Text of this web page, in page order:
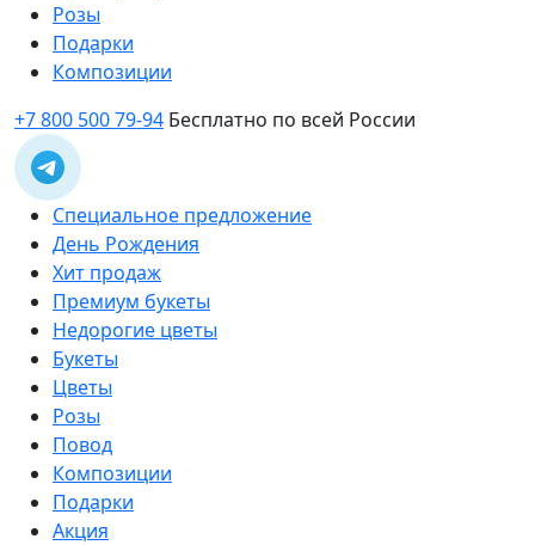
Розы
Подарки
Композиции
+7 800 500 79-94 Бесплатно по всей России
Специальное предложение
День Рождения
Хит продаж
Премиум букеты
Недорогие цветы
Букеты
Цветы
Розы
Повод
Композиции
Подарки
Акция